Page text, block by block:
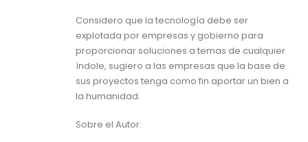
Considero que la tecnología debe ser
explotada por empresas y gobierno para
proporcionar soluciones a temas de cualquier
índole, sugiero a las empresas que la base de
sus proyectos tenga como fin aportar un bien a
la humanidad.
Sobre el Autor: